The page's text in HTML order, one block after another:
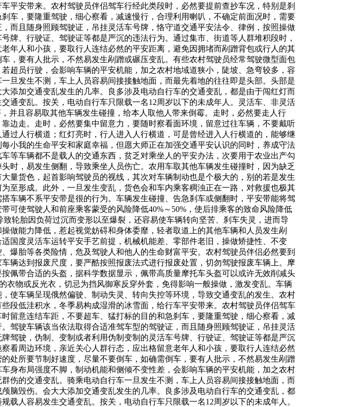
平安带来。农村驾驶员伴侣驾车行经此类段时，必然要提前查抄车况，特别是刹
车，要隆重驾驶，细心察看，减速慢行，合理利用喇叭，不确定前面况时，需要
而且随身照顾驾驶证，吊挂灵活车号牌，恪守道交通平安法令、律例，按照操做
牌、行驶证、驾驶证等都是严沉的违法行为。通过集市、街道等人群堆积段时，
年人和小孩，要取行人连结必然的平安距离，避免因拥堵而剐蹭背包或行人的其
，要有人批示，不然易发生剐蹭或碾压变乱。有些农村驾驶员经常驾驶微型面包
超员行驶，会影响车辆的平安机能，加之农村地域道狭小，陡坡、急弯较多，容
旦发生不测，车上人员容易间接接触地面，而最先着地的往往即是头部。头部是
添加交通变乱发生的几率。良多涉及电动自行车的交通变乱，都是由于闯红灯而
通变乱。按关，电动自行车只限载一名12周岁以下的未成年人。灵活车、非灵活
并且容易取其他车辆发生碰撞，给本人取他人带来倒霉。走时，必然要走人行
边走。走时，必然要集中留意力，要随时察看面环境，留意过往车辆，不要戴听
过人行横道；红灯亮时，行人进入人行横道，可是曾经进入人行横道的，能够继
小我的生命平安和家庭幸福，但愿大师正在加强交通平安认识的同时，养成守法
等车辆都不是载人的交通东西，贫乏对乘坐人的平安办法，次要用于农业出产勾
时，易发生侧翻，导致乘坐人员伤亡。农用车取其他车辆发生碰撞时，因为缺乏
量货色，起首影响驾驶员的视线，其次对车辆制动也是个极大的，别的若是发生
至形成。此外，一旦发生变乱，货色会和车内乘客稠浊正在一路，对救援也极其
车辆不系平安带是很的行为。车辆发生碰撞、告急刹车或侧翻时，平安带能将驾
可使驾驶人和前座乘客蒙受的风险降低40%～50%，使后排乘客的致命风险降低
轮胎因负荷过沉而变形以至爆裂，还容易使车辆转向坚苦、刹车失灵，进而导
做能力降低，惹起视觉妨碍和身体委靡，轻者取道上的其他车辆和人员发生剐
国度灵活车运转平安手艺前提，机械机能差、零部件老旧，操做矫捷性、不变
爆胎等各类险情，危及驾驶人和他人的生命财富平安。农村驾驶员伴侣必然要到
辆达到报废尺度，要严酷按照报废法式进行报废处置，切勿驾驶报废车辆上。摩
佩带合适的头盔，据科学数据显示，佩带高质量摩托车头盔可以或许无效削减头
衣物或反光衣，切忌为挡风御寒反穿外套，免得影响一般操做，激发变乱。车辆
使车辆呈现俄然偏驶、制动失灵、转向失控等环境，导致交通变乱的发生。农村
段低洼积水，冬季易构成湿滑的冰雪面，给行车平安带来。农村驾驶员伴侣驾车
留意连结车距，不要超车、猛打标的目的和急刹车，要隆重驾驶，细心察看，减
驾驶车辆该当依法取得合适准驾车型的驾驶证，而且随身照顾驾驶证，吊挂灵活
驾驶，伪制、变制或者利用伪制变制的灵活车号牌、行驶证、驾驶证等都是严沉
看周边环境，亲近关心人群行态，应出格留意老年人和小孩，要取行人连结必然
处所要节制好速度，尽量不要倒车，如确需倒车，要有人批示，不然易发生剐蹭
身布局强度不脚，制动机能和侧倾不变性差，会影响车辆的平安机能，加之农村
伤的交通变乱。骑乘电动自行车一旦发生不测，车上人员容易间接接触地面，而
脑毁伤。会大大添加交通变乱发生的几率。良多涉及电动自行车的交通变乱，都
人容易发生交通变乱。按关，电动自行车只限载一名12周岁以下的未成年人。